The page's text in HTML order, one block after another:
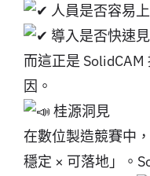
人員是否容易
導入是否快速
而這正是
因。
桂源洞見
在數位製造競賽中
穩定 × 可落地」。